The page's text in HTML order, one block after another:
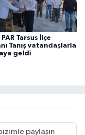
PAR Tarsus İlçe
Tanış vatandaşlarla
geldi